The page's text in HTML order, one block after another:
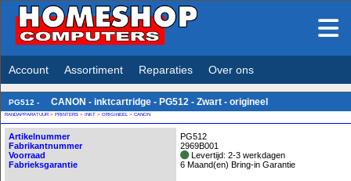
Account Assortiment Reparaties Over ons
PG512 - CANON - inktcartridge - PG512 - Zwart - origineel
RANDAPPARATUUR > PRINTERS > INKT > ORIGINEEL > CANON
Artikelnummer
Fabrikantnummer
Voorraad
Fabrieksgarantie
PG512
2969B001
Levertijd: 2-3 werkdagen
6 Maand(en) Bring-in Garantie